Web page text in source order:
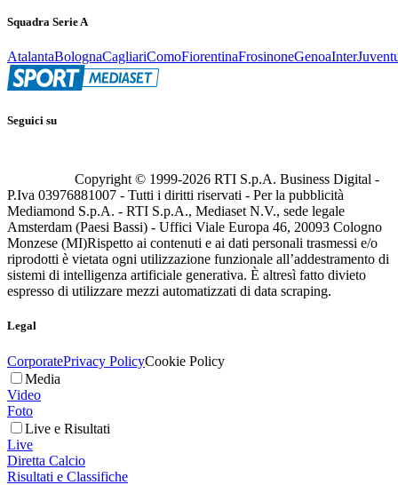
Squadra Serie A
AtalantaBolognaCagliariComoFiorentinaFrosinoneGenoaInter
Seguici su
Copyright © 1999-2026 RTI S.p.A. Business Digital -
P.Iva 03976881007 - Tutti i diritti riservati - Per la pubblicità
Mediamond S.p.A. - RTI S.p.A., Mediaset N.V., sede legale
Amsterdam (Paesi Bassi) - Uffici Viale Europa 46, 20093 Cologno
Monzese (MI)Rispetto ai contenuti e ai dati personali trasmessi e/o
riprodotti è vietata ogni utilizzazione funzionale all’addestramento di
sistemi di intelligenza artificiale generativa. È altresì fatto divieto
espresso di utilizzare mezzi automatizzati di data scraping.
Legal
CorporatePrivacy PolicyCookie Policy
Media
Video
Foto
Live e Risultati
Live
Diretta Calcio
Risultati e Classifiche